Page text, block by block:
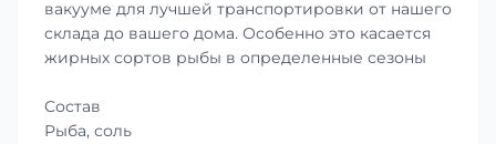
вакууме для лучшей транспортировки от нашего
склада до вашего дома. Особенно это касается
жирных сортов рыбы в определенные сезоны
Состав
Рыба, соль